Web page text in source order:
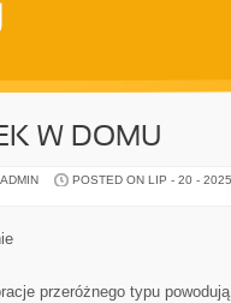
W DOMU
POSTED ON LIP - 20 - 2025
przeróżnego typu